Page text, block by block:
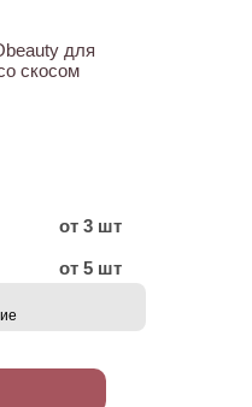
для
скосом
от 3 шт
от 5 шт